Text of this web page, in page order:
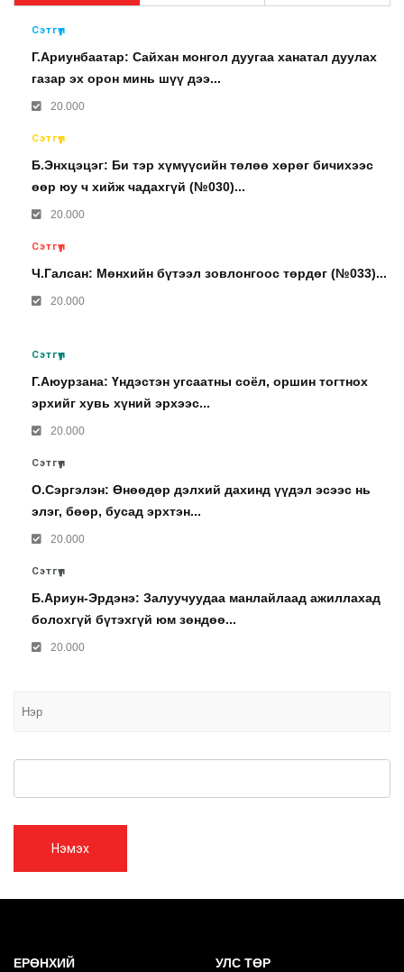
Сэтгүүл
Г.Ариунбаатар: Сайхан монгол дуугаа ханатал дуулах
газар эх орон минь шүү дээ...
20.000
Сэтгүүл
Б.Энхцэцэг: Би тэр хүмүүсийн төлөө хөрөг бичихээс
өөр юу ч хийж чадахгүй (№030)...
20.000
Сэтгүүл
Ч.Галсан: Мөнхийн бүтээл зовлонгоос төрдөг (№033)...
20.000
Сэтгүүл
Г.Аюурзана: Үндэстэн угсаатны соёл, оршин тогтнох
эрхийг хувь хүний эрхээс...
20.000
Сэтгүүл
О.Сэргэлэн: Өнөөдөр дэлхий дахинд үүдэл эсээс нь
элэг, бөөр, бусад эрхтэн...
20.000
Сэтгүүл
Б.Ариун-Эрдэнэ: Залуучуудаа манлайлаад ажиллахад
болохгүй бүтэхгүй юм зөндөө...
20.000
Нэмэх
ЕРӨНХИЙ УЛС ТӨР